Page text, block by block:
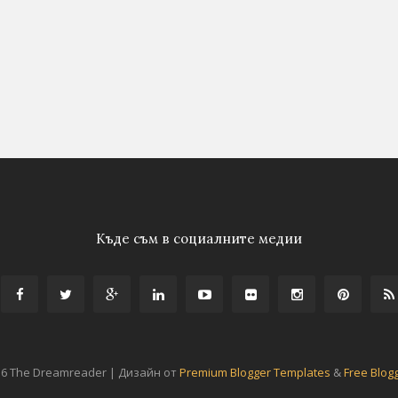
Къде съм в социалните медии
The Dreamreader | Дизайн отPremium Blogger Templates &Free